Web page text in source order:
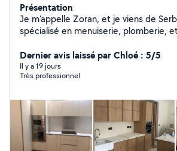
Présentation
Je m'appelle Zoran, et je viens de
spécialisé en menuiserie, plomberie,
rénovation. Quand je ne travaille pas, je profite du
conducteur de travaux, Monsieur Chat
photo, et de mon épouse.
Dernier avis laissé par Chloé : 5/5
Il y a 19 jours
Très professionnel